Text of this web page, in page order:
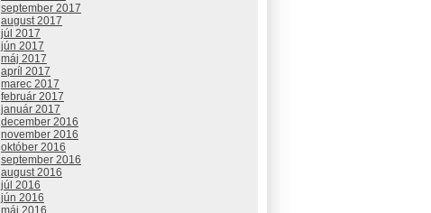
september 2017
august 2017
júl 2017
jún 2017
máj 2017
apríl 2017
marec 2017
február 2017
január 2017
december 2016
november 2016
október 2016
september 2016
august 2016
júl 2016
jún 2016
máj 2016